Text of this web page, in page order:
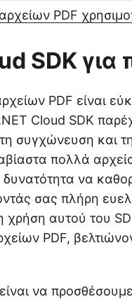
PDF
SDK
PDF είναι
Cloud SDK
συγχώνευση και
πολλά
δυνατότητα να
σας πλήρη
αυτού του
PDF,
να